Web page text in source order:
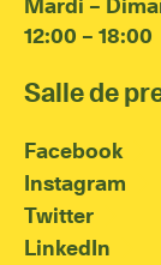
12:00 – 18:00
Salle de
Facebook
Instagram
Twitter
LinkedIn